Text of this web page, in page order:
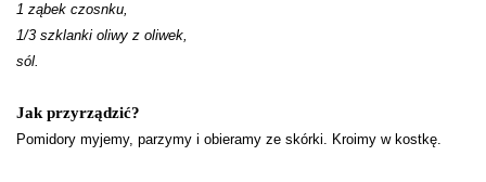
1 ząbek czosnku,
1/3 szklanki oliwy z oliwek,
sól.
Jak przyrządzić?
Pomidory myjemy, parzymy i obieramy ze skórki. Kroimy w kostkę.